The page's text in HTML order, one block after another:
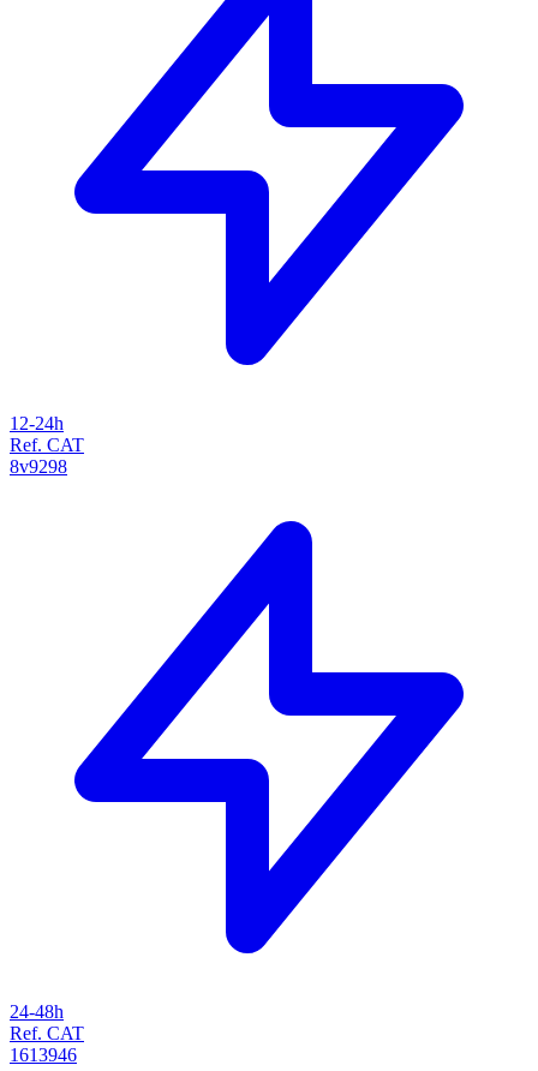
12-24h
Ref. CAT
8v9298
24-48h
Ref. CAT
1613946